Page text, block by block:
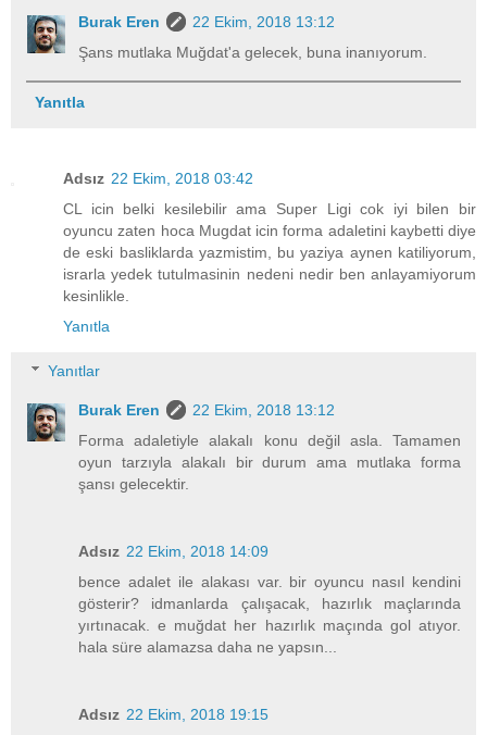
Burak Eren
22 Ekim, 2018 13:12
Şans mutlaka Muğdat'a gelecek, buna inanıyorum.
Yanıtla
Adsız 22 Ekim, 2018 03:42
CL icin belki kesilebilir ama Super Ligi cok iyi bilen bir
oyuncu zaten hoca Mugdat icin forma adaletini kaybetti diye
de eski basliklarda yazmistim, bu yaziya aynen katiliyorum,
israrla yedek tutulmasinin nedeni nedir ben anlayamiyorum
kesinlikle.
Yanıtla
Yanıtlar
Burak Eren
22 Ekim, 2018 13:12
Forma adaletiyle alakalı konu değil asla. Tamamen
oyun tarzıyla alakalı bir durum ama mutlaka forma
şansı gelecektir.
Adsız 22 Ekim, 2018 14:09
bence adalet ile alakası var. bir oyuncu nasıl kendini
gösterir? idmanlarda çalışacak, hazırlık maçlarında
yırtınacak. e muğdat her hazırlık maçında gol atıyor.
hala süre alamazsa daha ne yapsın...
Adsız 22 Ekim, 2018 19:15